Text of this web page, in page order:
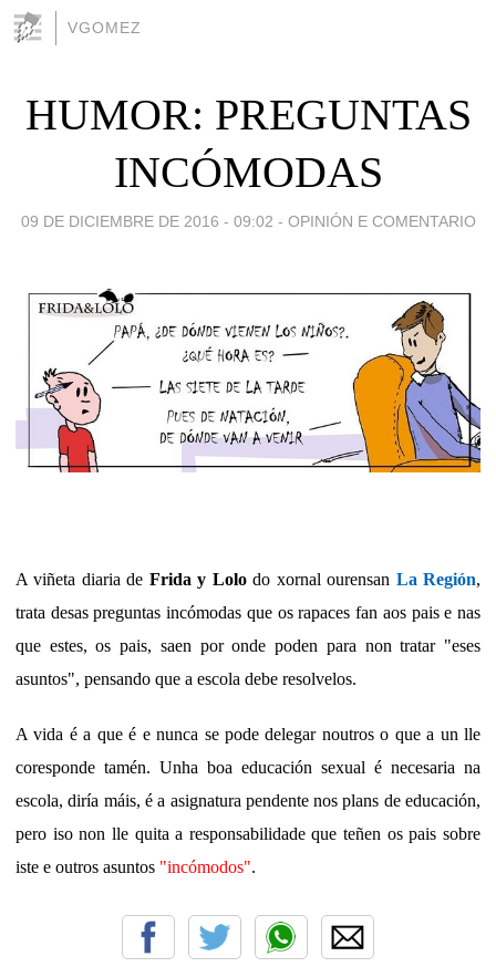
VGOMEZ
HUMOR: PREGUNTAS
INCÓMODAS
09 DE DICIEMBRE DE 2016 - 09:02 - OPINIÓN E COMENTARIO
A viñeta diaria de Frida y Lolodo xornal ourensan La Región,
trata desas preguntas incómodas que os rapaces fan aos pais e nas
que estes, os pais, saen por onde poden para non tratar "eses
asuntos", pensando que a escola debe resolvelos.
A vida é a que é e nunca se pode delegar noutros o que a un lle
coresponde tamén. Unha boa educación sexual é necesaria na
escola, diría máis, é a asignatura pendente nos plans de educación,
pero iso non lle quita a responsabilidade que teñen os pais sobre
iste e outros asuntos "incómodos".